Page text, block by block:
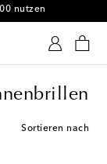
Styles
Sortieren nach